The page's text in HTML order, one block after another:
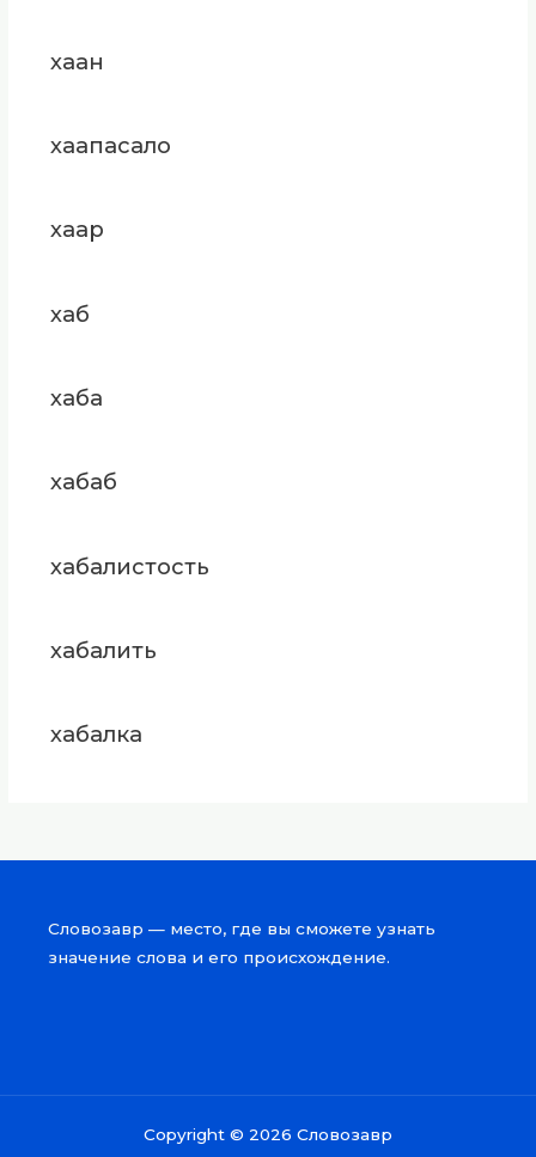
хаан
хаапасало
хаар
хаб
хаба
хабаб
хабалистость
хабалить
хабалка
Словозавр — место, где вы сможете узнать
значение слова и его происхождение.
Copyright © 2026 Словозавр